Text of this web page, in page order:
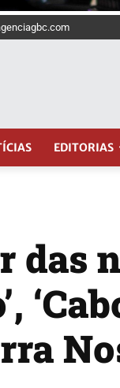
EDITORIAS
das